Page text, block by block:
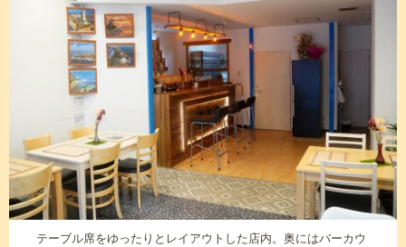
テーブル席をゆったりとレイアウトした店内。奥にはバーカウ